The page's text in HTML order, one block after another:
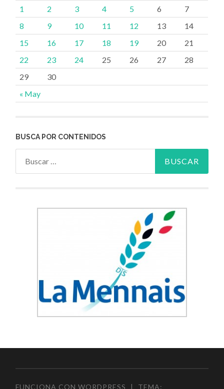
« May
1 2 3 4 5 6
7
8
9 10 11 12 13
14
15
16 17 18 19 20
21
22
23 24 25 26 27
28
29
30
BUSCA POR CONTENIDOS
FUNCIONA CON WORDPRESS | TEMA: